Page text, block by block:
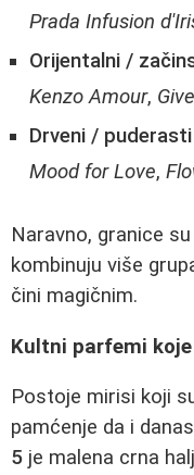
Prada Infusion
Orijentalni /
Kenzo Amour,
Drveni / puderasti
Mood for Love,
Naravno, granice
kombinuju više
čini magičnim.
Kultni parfemi
Postoje mirisi koji
pamćenje da i
5 je malena crna